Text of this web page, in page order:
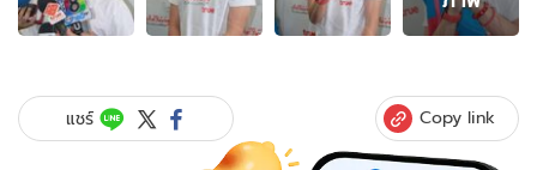
ภาพ
ของ
น้อง!!
โซ่
แชร์ Copy link